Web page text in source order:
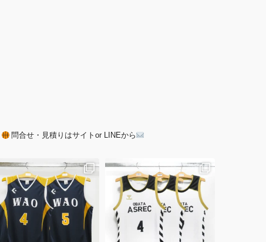
問合せ・見積りはサイトor LINEから